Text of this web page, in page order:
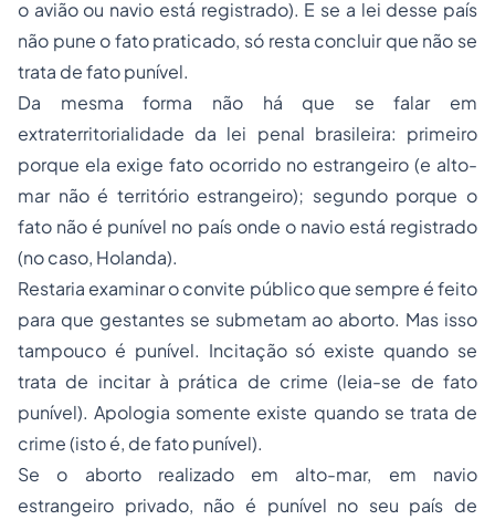
o avião ou navio está registrado). E se a lei desse país
não pune o fato praticado, só resta concluir que não se
trata de fato punível.
Da mesma forma não há que se falar em
extraterritorialidade da lei penal brasileira: primeiro
porque ela exige fato ocorrido no estrangeiro (e alto-
mar não é território estrangeiro); segundo porque o
fato não é punível no país onde o navio está registrado
(no caso, Holanda).
Restaria examinar o convite público que sempre é feito
para que gestantes se submetam ao aborto. Mas isso
tampouco é punível. Incitação só existe quando se
trata de incitar à prática de crime (leia-se de fato
punível). Apologia somente existe quando se trata de
crime (isto é, de fato punível).
Se o aborto realizado em alto-mar, em navio
estrangeiro privado, não é punível no seu país de